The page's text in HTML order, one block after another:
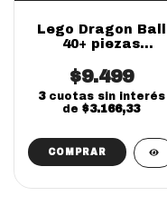
Lego Dragon Ball
40+ piezas
$9.499
3 cuotas sin interés
de $3.166,33
COMPRAR